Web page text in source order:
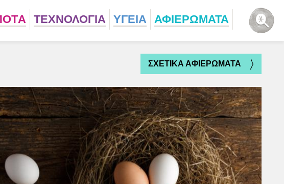
ΤΕΧΝΟΛΟΓΙΑ ΥΓΕΙΑ ΑΦΙΕΡΩΜΑΤΑ
ΣΧΕΤΙΚΑ ΑΦΙΕΡΩΜΑΤΑ